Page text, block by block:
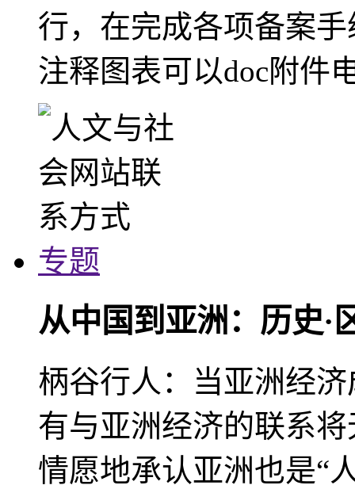
行，在完成各项备案
注释图表可以doc附件
专题
从中国到亚洲：历史·
柄谷行人：当亚洲经
有与亚洲经济的联系
情愿地承认亚洲也是“